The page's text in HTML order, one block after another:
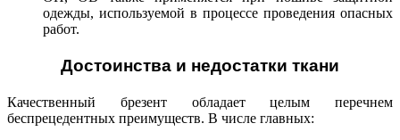
одежды, используемой в процессе проведения опасных
работ.
Достоинства и недостатки ткани
Качественный брезент обладает целым перечнем
беспрецедентных преимуществ. В числе главных: